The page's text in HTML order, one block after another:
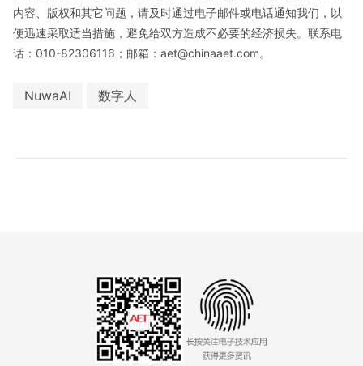
内容、版权和其它问题，请及时通过电子邮件或电话通知我们，以
便迅速采取适当措施，避免给双方造成不必要的经济损失。联系电
话：010-82306116；邮箱：aet@chinaaet.com。
NuwaAI 数字人